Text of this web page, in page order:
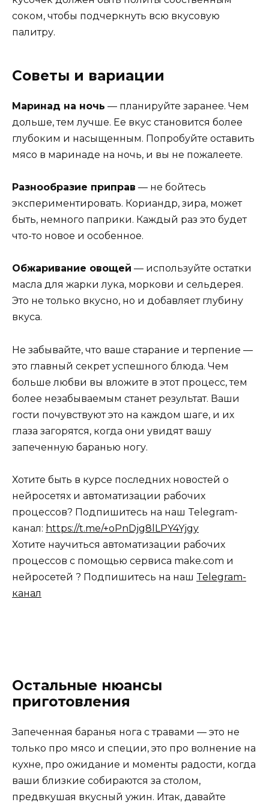
соком, чтобы подчеркнуть всю вкусовую
палитру.
Советы и вариации
Маринад на ночь — планируйте заранее. Чем
дольше, тем лучше. Ее вкус становится более
глубоким и насыщенным. Попробуйте оставить
мясо в маринаде на ночь, и вы не пожалеете.
Разнообразие приправ — не бойтесь
экспериментировать. Кориандр, зира, может
быть, немного паприки. Каждый раз это будет
что-то новое и особенное.
Обжаривание овощей — используйте остатки
масла для жарки лука, моркови и сельдерея.
Это не только вкусно, но и добавляет глубину
вкуса.
Не забывайте, что ваше старание и терпение —
это главный секрет успешного блюда. Чем
больше любви вы вложите в этот процесс, тем
более незабываемым станет результат. Ваши
гости почувствуют это на каждом шаге, и их
глаза загорятся, когда они увидят вашу
запеченную баранью ногу.
Хотите быть в курсе последних новостей о
нейросетях и автоматизации рабочих
процессов? Подпишитесь на наш Telegram-
канал: https://t.me/+oPnDjg8lLPY4Yjgy
Хотите научиться автоматизации рабочих
процессов с помощью сервиса make.com и
нейросетей ? Подпишитесь на наш Telegram-
канал
Остальные нюансы
приготовления
Запеченная баранья нога с травами — это не
только про мясо и специи, это про волнение на
кухне, про ожидание и моменты радости, когда
ваши близкие собираются за столом,
предвкушая вкусный ужин. Итак, давайте